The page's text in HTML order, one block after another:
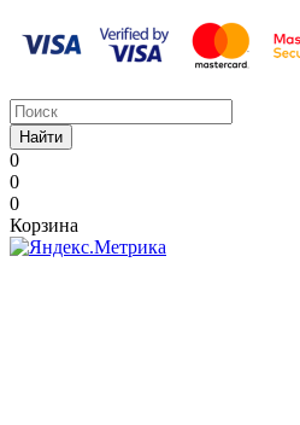
Найти
0
0
0
Корзина